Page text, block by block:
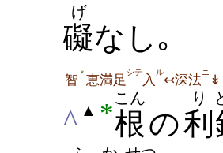
礙
げ
なし｡
智 ＊ 恵満足 シテ 入 ル↢深法ニ ↡
^ ▲ *根
こん
の利
り